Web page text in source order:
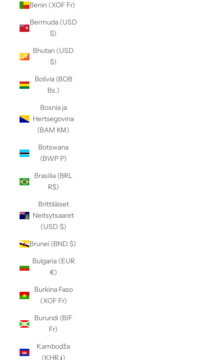
Benin (XOF Fr)
Bermuda (USD
$)
Bhutan (USD
$)
Bolivia (BOB
Bs.)
Bosnia ja
Hertsegovina
(BAM КМ)
Botswana
(BWP P)
Brasilia (BRL
R$)
Brittiläiset
Neitsytsaaret
(USD $)
Brunei (BND $)
Bulgaria (EUR
€)
Burkina Faso
(XOF Fr)
Burundi (BIF
Fr)
Kambodža
(KHR ៛)